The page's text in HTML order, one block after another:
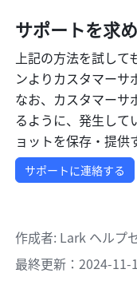
サポートを求
上記の方法を試して
ンよりカスタマーサ
なお、カスタマーサ
るように、発生して
ョットを保存・提供
サポートに連絡する
作成者: Lark ヘルプ
最終更新：2024-11-